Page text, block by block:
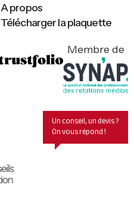
Télécharger la plaquette
A propos
Membre de
Un conseil, un devis ?
On vous répond !